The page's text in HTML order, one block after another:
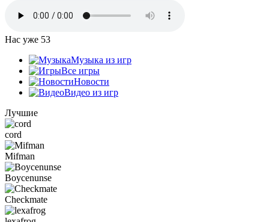
Grisha : Очень понравился сайт. Пожалуй я останусь здесь.
Есть ли игра Starcraft, но ремастер?
Mifman:
Цитата: Петрушка
добавьте скачивание моей любимой игры Escape From Tarkov!
Игра добавлена и доступна к скачиванию:
Escape From Tarkov
Петрушка
моей любимой игры Escape From Tarkov!
Checkmate:
Просто нужно зарегистрироваться и тогда будет доступен
торрент-файл. Там написано, что ссылка скрыта (убран
торрент — µ) видимо из-за того, что "наехал"
Нас уже 53
Музыка из игр
Все игры
Новости
Видео из игр
Лучшие
cord
Mifman
Boycenunse
Checkmate